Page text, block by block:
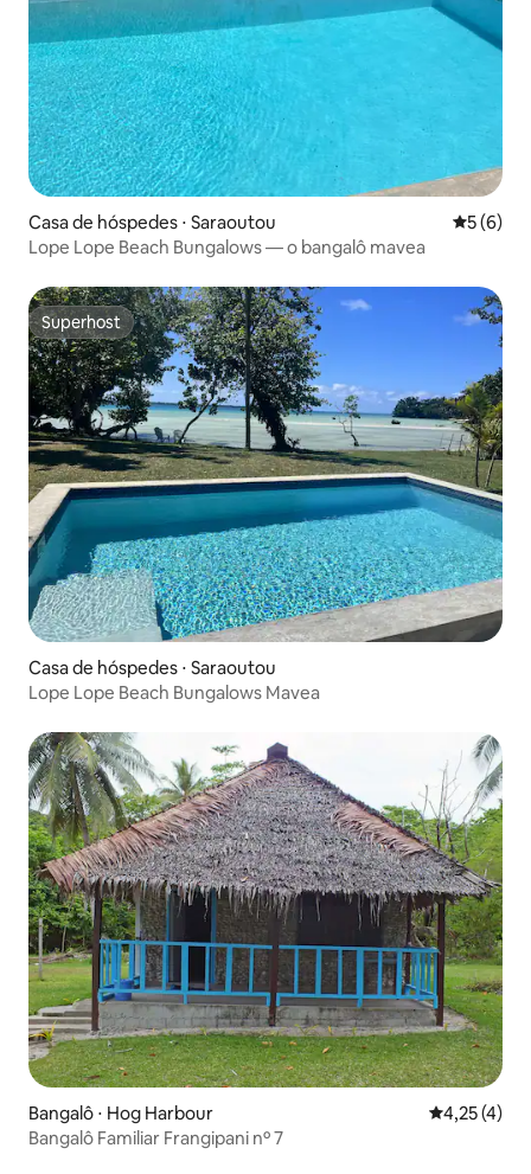
Casa de hóspedes ⋅ Saraoutou 5 de
5 (6)
Lope Lope Beach Bungalows — o bangalô mavea
Superhost
Superhost
Casa de hóspedes ⋅ Saraoutou
Lope Lope Beach Bungalows Mavea
Bangalô ⋅ Hog Harbour 4,25 de
4,25 (4)
Bangalô Familiar Frangipani nº 7